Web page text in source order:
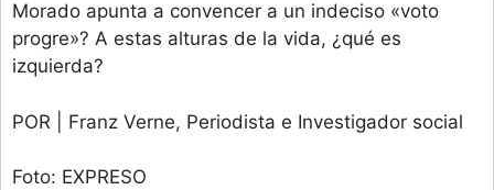
Morado apunta a convencer a un indeciso «voto
progre»? A estas alturas de la vida, ¿qué es
izquierda?
POR | Franz Verne, Periodista e Investigador social
Foto: EXPRESO